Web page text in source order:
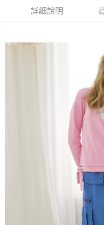
相關說明
１．簡單：不需註冊會員、不需
２．便利：只要手機號碼，簡訊
３．安心：先確認商品／服務後
【「AFTEE先享後付」結帳流程】
１．於結帳方式選擇「AFTEE先
結帳頁面，進行簡訊認證並確認
２．訂單成立數日內，您將收到
３．收到繳費通知簡訊後14天內
ATM／網路銀行／等多元方式進
※ 請注意：結帳手續完成當下不
購買商品的店家。未經商家同意
※ 交易是否成功請以「AFTEE先
是否繳費成功／繳費後需取消欲
https://
１．透過由恩沛科技股份有限公
易，需依本服務之必要範圍內提
每筆NT$80，滿NT$1,200(含
每筆NT$80，滿NT$1,200(含
每筆NT$80，滿NT$1,200(含
詳細說明